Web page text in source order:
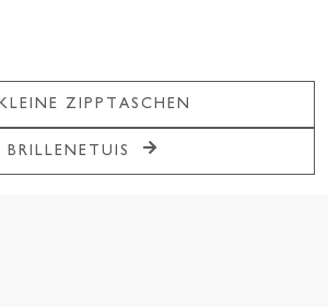
KLEINE ZIPPTASCHEN
BRILLENETUIS